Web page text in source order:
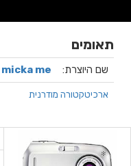
תאומים
שם היוצרת: micka me
ארכיטקטורה מודרנית